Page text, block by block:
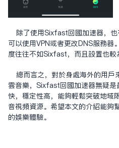
除了使用Sixfast回国加速器，也
可以使用VPN或者更改DNS服务器
度往往不如Sixfast，而且设置也较
总而言之，对于身处海外的用户
云音乐，Sixfast回国加速器无疑
快，稳定性高，能够轻松突破地域
音视频资源。希望本文的介绍能够
的娱乐体验。